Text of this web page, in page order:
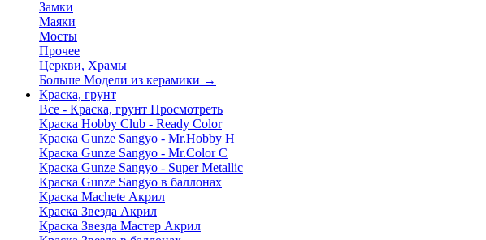
Замки
Маяки
Мосты
Прочее
Церкви, Храмы
Больше Модели из керамики →
Краска, грунт
Все - Краска, грунт Просмотреть
Краска Hobby Club - Ready Color
Краска Gunze Sangyo - Mr.Hobby H
Краска Gunze Sangyo - Mr.Color C
Краска Gunze Sangyo - Super Metallic
Краска Gunze Sangyo в баллонах
Краска Machete Акрил
Краска Звезда Акрил
Краска Звезда Мастер Акрил